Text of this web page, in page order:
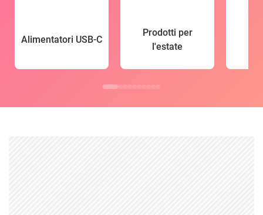
Alimentatori USB-C
Prodotti per
l'estate